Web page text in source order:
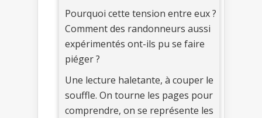
Pourquoi cette tension entre eux ?
Comment des randonneurs aussi
expérimentés ont-ils pu se faire
piéger ?
Une lecture haletante, à couper le
souffle. On tourne les pages pour
comprendre, on se représente les